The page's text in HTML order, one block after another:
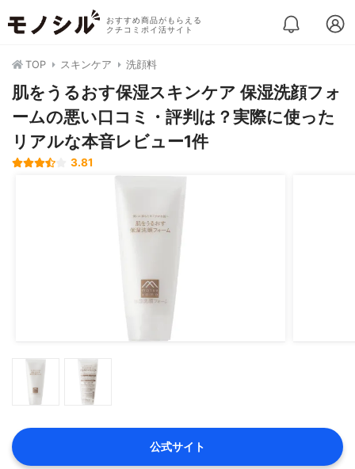
おすすめ商品がもらえる
クチコミポイ活サイト
TOP スキンケア 洗顔料
肌をうるおす保湿スキンケア 保湿洗顔フォ
ームの悪い口コミ・評判は？実際に使った
リアルな本音レビュー1件
3.81
公式サイト